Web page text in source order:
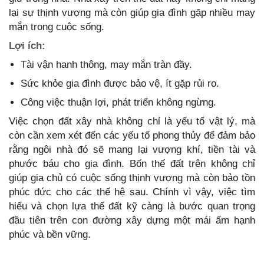
lại sự thịnh vượng mà còn giúp gia đình gặp nhiều may
mắn trong cuộc sống.
Lợi ích:
Tài vận hanh thông, may mắn tràn đầy.
Sức khỏe gia đình được bảo vệ, ít gặp rủi ro.
Công việc thuận lợi, phát triển không ngừng.
Việc chọn đất xây nhà không chỉ là yếu tố vật lý, mà
còn cần xem xét đến các yếu tố phong thủy để đảm bảo
rằng ngôi nhà đó sẽ mang lại vượng khí, tiền tài và
phước báu cho gia đình. Bốn thế đất trên không chỉ
giúp gia chủ có cuộc sống thịnh vượng mà còn bảo tồn
phúc đức cho các thế hệ sau. Chính vì vậy, việc tìm
hiểu và chọn lựa thế đất kỹ càng là bước quan trọng
đầu tiên trên con đường xây dựng một mái ấm hạnh
phúc và bền vững.